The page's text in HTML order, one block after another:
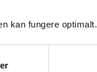
kan fungere optimalt.